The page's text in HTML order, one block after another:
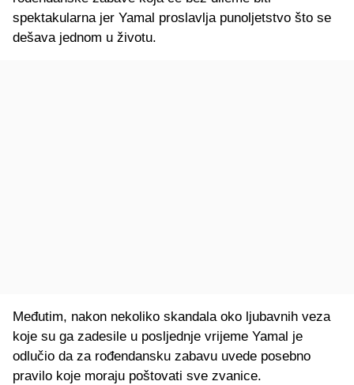
spektakularna jer Yamal proslavlja punoljetstvo što se
dešava jednom u životu.
Međutim, nakon nekoliko skandala oko ljubavnih veza
koje su ga zadesile u posljednje vrijeme Yamal je
odlučio da za rođendansku zabavu uvede posebno
pravilo koje moraju poštovati sve zvanice.